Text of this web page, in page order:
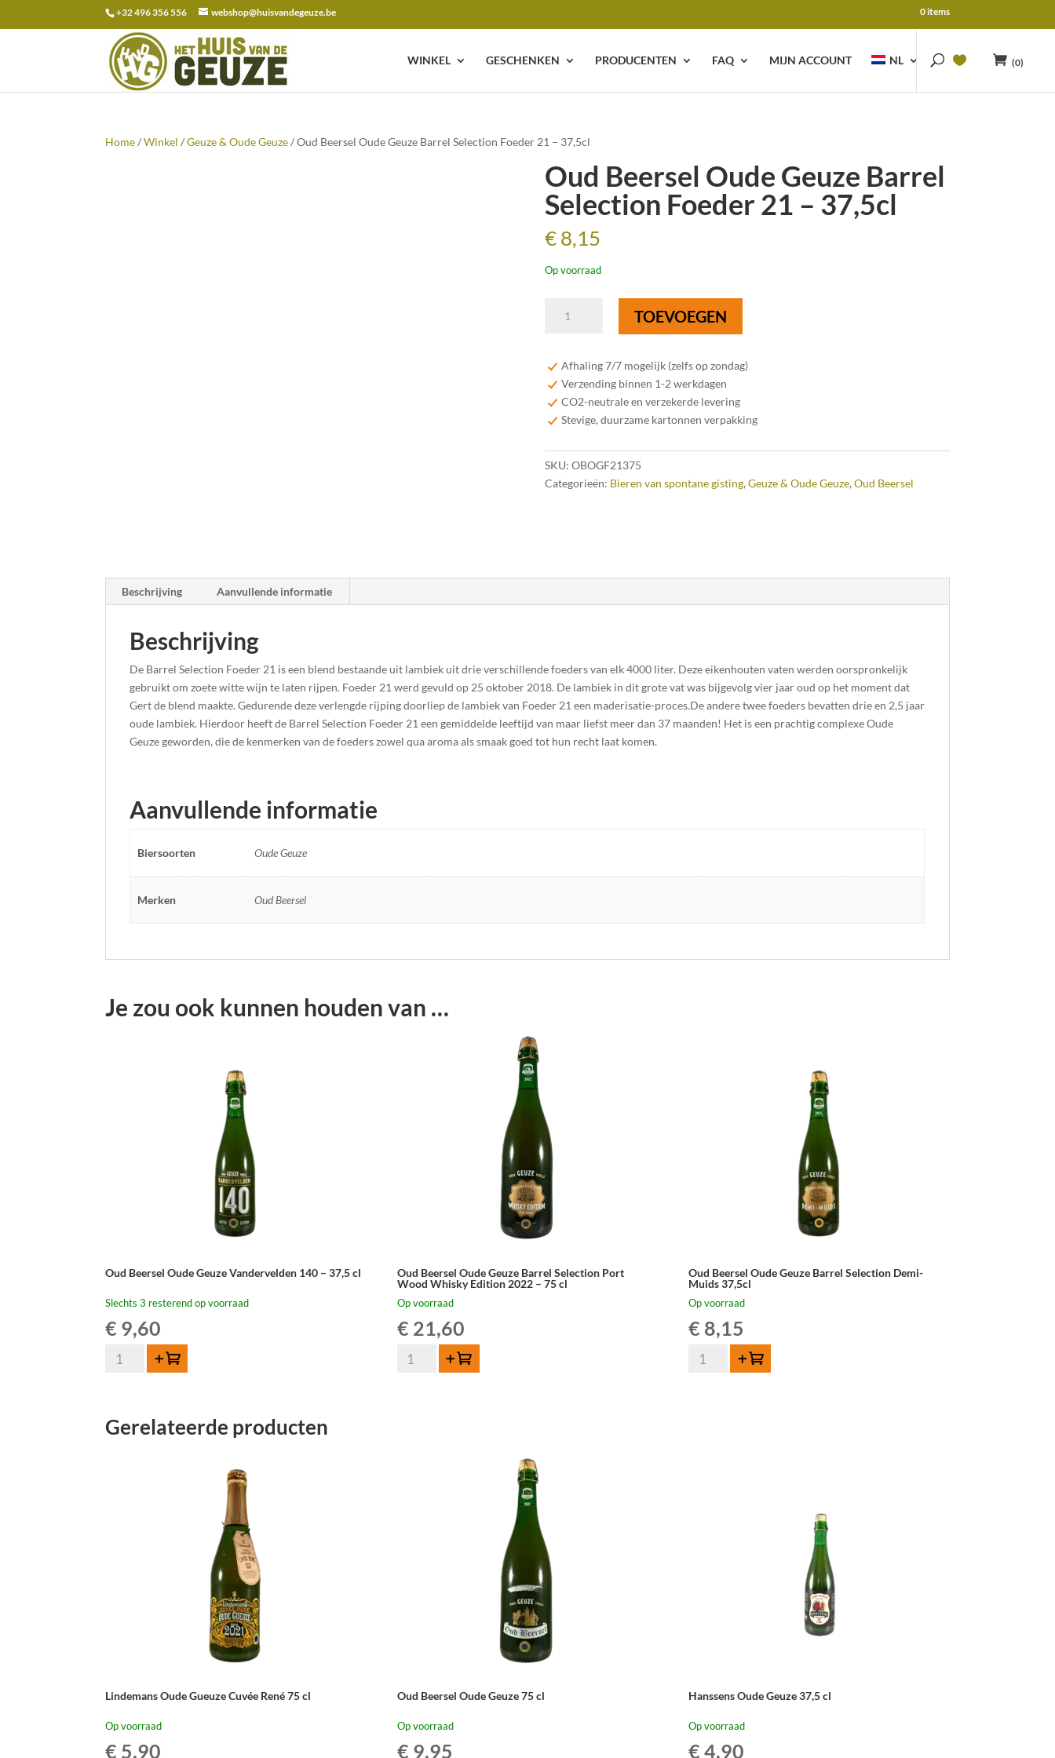
+32 496 356 556 webshop@huisvandegeuze.be 0 items
WINKEL GESCHENKEN PRODUCENTEN FAQ MIJN ACCOUNT NL (0)
Zoeken
naar:
Home/Winkel /Geuze & Oude Geuze/ Oud Beersel Oude Geuze Barrel Selection Foeder 21 – 37,5cl
Oud Beersel Oude Geuze Barrel
Selection Foeder 21 – 37,5cl
€8,15
Op voorraad
Beersel
Geuze
Barrel
Selection
Foeder
-
37,5cl
aantal
TOEVOEGEN
Afhaling 7/7 mogelijk (zelfs op zondag)
Verzending binnen 1-2 werkdagen
CO2-neutrale en verzekerde levering
Stevige, duurzame kartonnen verpakking
SKU: OBOGF21375
Categorieën: Bieren van spontane gisting, Geuze & Oude Geuze, Oud Beersel
Beschrijving Aanvullende informatie
Beschrijving
De Barrel Selection Foeder 21 is een blend bestaande uit lambiek uit drie verschillende foeders van elk 4000 liter. Deze eikenhouten vaten werden oorspronkelijk
gebruikt om zoete witte wijn te laten rijpen. Foeder 21 werd gevuld op 25 oktober 2018. De lambiek in dit grote vat was bijgevolg vier jaar oud op het moment dat
Gert de blend maakte. Gedurende deze verlengde rijping doorliep de lambiek van Foeder 21 een maderisatie-proces.De andere twee foeders bevatten drie en 2,5 jaar
oude lambiek. Hierdoor heeft de Barrel Selection Foeder 21 een gemiddelde leeftijd van maar liefst meer dan 37 maanden! Het is een prachtig complexe Oude
Geuze geworden, die de kenmerken van de foeders zowel qua aroma als smaak goed tot hun recht laat komen.
Aanvullende informatie
Biersoorten Oude Geuze
Merken Oud Beersel
Je zou ook kunnen houden van …
Oud Beersel Oude Geuze Vandervelden 140 – 37,5 cl
Slechts 3 resterend op voorraad
€ 9,60
Oud
Vandervelden
Toevoegen
Oud Beersel Oude Geuze Barrel Selection Port
Wood Whisky Edition 2022 – 75 cl
Op voorraad
€ 21,60
Oud
Toevoegen
Oud Beersel Oude Geuze Barrel Selection Demi-
Muids 37,5cl
Op voorraad
€ 8,15
Oud
Toevoegen
Gerelateerde producten
Lindemans Oude Gueuze Cuvée René 75 cl
Op voorraad
€ 5,90
Oud Beersel Oude Geuze 75 cl
Op voorraad
€ 9,95
Hanssens Oude Geuze 37,5 cl
Op voorraad
€ 4,90